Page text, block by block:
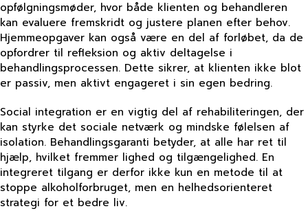
opfølgningsmøder, hvor både klienten og behandleren
kan evaluere fremskridt og justere planen efter behov.
Hjemmeopgaver kan også være en del af forløbet, da de
opfordrer til refleksion og aktiv deltagelse i
behandlingsprocessen. Dette sikrer, at klienten ikke blot
er passiv, men aktivt engageret i sin egen bedring.
Social integration er en vigtig del af rehabiliteringen, der
kan styrke det sociale netværk og mindske følelsen af
isolation. Behandlingsgaranti betyder, at alle har ret til
hjælp, hvilket fremmer lighed og tilgængelighed. En
integreret tilgang er derfor ikke kun en metode til at
stoppe alkoholforbruget, men en helhedsorienteret
strategi for et bedre liv.